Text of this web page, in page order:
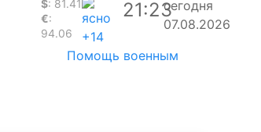
$: 81.41
€:
94.06
+14
21:23сегодня
07.08.2026
Помощь военным